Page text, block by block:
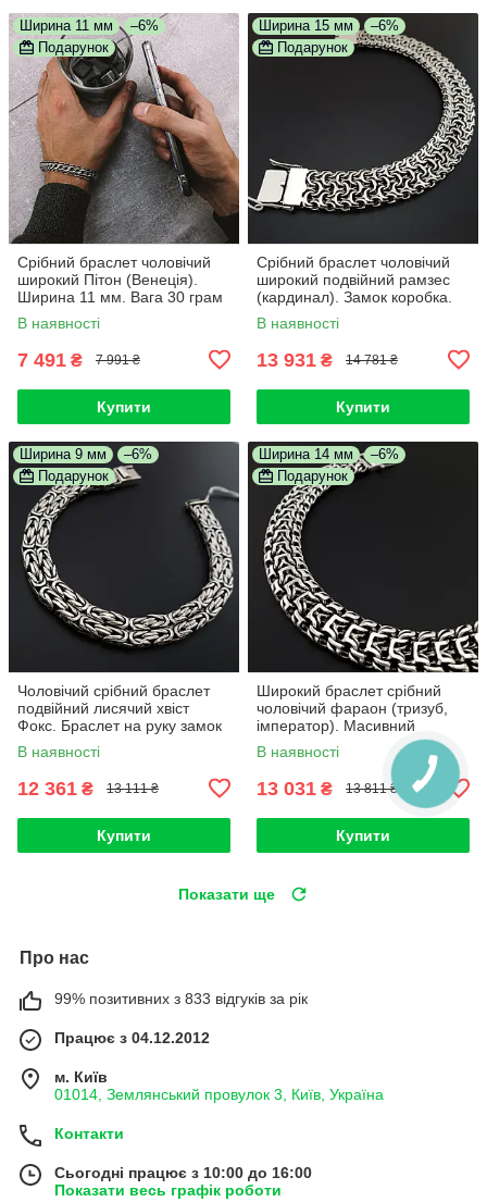
Ширина 11 мм
–6%
Подарунок
Срібний браслет чоловічий
широкий Пітон (Венеція).
Ширина 11 мм. Вага 30 грам
В наявності
7 491 ₴ 7 991 ₴
Купити
Ширина 15 мм
–6%
Подарунок
Срібний браслет чоловічий
широкий подвійний рамзес
(кардинал). Замок коробка.
Ширина 1,5 см. Довжина 22
см
В наявності
13 931 ₴ 14 781 ₴
Купити
Ширина 9 мм
–6%
Подарунок
Чоловічий срібний браслет
подвійний лисячий хвіст
Фокс. Браслет на руку замок
коробка 22 розмір
В наявності
12 361 ₴ 13 111 ₴
Купити
Ширина 14 мм
–6%
Подарунок
Широкий браслет срібний
чоловічий фараон (тризуб,
імператор). Масивний
браслет 50 гр замок коробка
21 см
В наявності
13 031 ₴ 13 811 ₴
Купити
Показати ще
Про нас
99% позитивних з 833 відгуків за рік
Працює з 04.12.2012
м. Київ
01014, Землянський провулок 3, Київ, Україна
Контакти
Сьогодні працює з 10:00 до 16:00
Показати весь графік роботи